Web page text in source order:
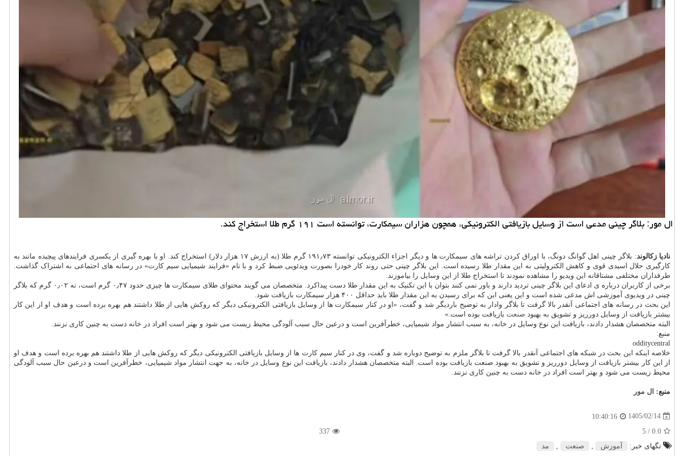
ال مور: بلاگر چینی مدعی است از وسایل بازیافتی الکترونیکی، همچون هزاران سیمکارت، توانسته است ۱۹۱ گرم طلا استخراج کند.
نادیا زکالوند
: بلاگر چینی اهل گوانگ دونگ، با اوراق کردن تراشه های سیمکارت ها و دیگر اجزاء الکترونیکی توانسته ۱۹۱٫۷۳ گرم طلا (به ارزش ۱۷ هزار دلار) استخراج کند. او با بهره گیری از یکسری فرایندهای پیچیده مانند به
کارگیری حلال اسیدی قوی و کاهش الکترولیتی به این مقدار طلا رسیده است. این بلاگر چینی حتی روند کار خودرا بصورت ویدئویی ضبط کرد و با نام «فرایند شیمیایی سیم کارت» در رسانه های اجتماعی به اشتراک گذاشت.
طرفداران مختلفی مشتاقانه این ویدیو را مشاهده نمودند تا استخراج طلا از این وسایل را بیاموزند.
برخی از کاربران درباره ی ادعای این بلاگر چینی تردید دارند و باور نمی کنند بتوان با این تکنیک به این مقدار طلا دست پیداکرد. متخصصان می گویند محتوای طلای سیمکارت ها چیزی حدود ۰٫۴۷ گرم است، نه ۰٫۰۲ گرم که بلاگر
چینی در ویدیوی آموزشی اش مدعی شده است و این یعنی این که برای رسیدن به این مقدار طلا باید حداقل ۴۰۰ هزار سیمکارت بازیافت شود.
این بحث در رسانه های اجتماعی آنقدر بالا گرفت تا بلاگر وادار به توضیح باردیگر شد و گفت، «او در کنار سیمکارت ها از وسایل بازیافتی الکترونیکی دیگر که روکش هایی از طلا داشتند هم بهره برده است و هدف او از این کار
بیشتر بازیافت از وسایل دورریز و تشویق به بهبود صنعت بازیافت بوده است.»
البته متخصصان هشدار دادند، بازیافت این نوع وسایل در خانه، به سبب انتشار مواد شیمیایی، خطرآفرین است و درعین حال سبب آلودگی محیط زیست می شود و بهتر است افراد در خانه دست به چنین کاری نزنند.
منبع:
odditycentral
خلاصه اینکه این بحث در شبکه های اجتماعی آنقدر بالا گرفت تا بلاگر ملزم به توضیح دوباره شد و گفت، وی در کنار سیم کارت ها از وسایل بازیافتی الکترونیکی دیگر که روکش هایی از طلا داشتند هم بهره برده است و هدف او
از این کار بیشتر بازیافت از وسایل دورریز و تشویق به بهبود صنعت بازیافت بوده است. البته متخصصان هشدار دادند، بازیافت این نوع وسایل در خانه، به جهت انتشار مواد شیمیایی، خطرآفرین است و درعین حال سبب آلودگی
محیط زیست می شود و بهتر است افراد در خانه دست به چنین کاری نزنند.
منبع: ال مور
1405/02/14
10:40:16
0.0
/ 5
337
تگهای خبر:
آموزش , صنعت , مد